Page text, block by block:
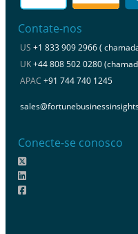
Contate-nos
US +1 833 909 2966 (
UK+44 808 502 0280
APAC +91 744 740 1245
Conecte-se conosco